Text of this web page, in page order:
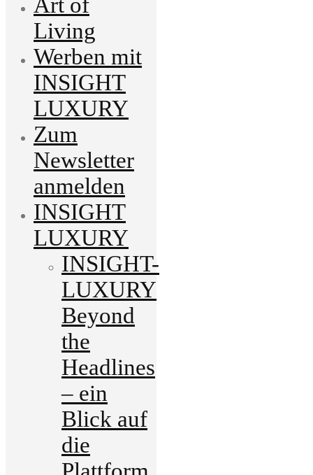
Living
Werben mit
INSIGHT
LUXURY
Zum
Newsletter
anmelden
INSIGHT
LUXURY
INSIGHT-
LUXURY
Beyond
the
Headlines
– ein
Blick auf
die